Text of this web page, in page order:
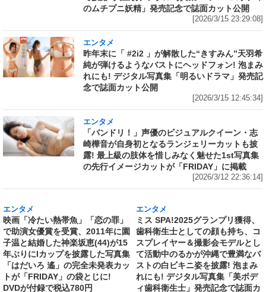
のムチプニ妖精」発売記念で誌面カット公開
[2026/3/15 23:29:08]
エンタメ
昨年末に「 #2i2 」が解散した“きすみん”天羽希
純が弾けるようなバストにヘッドフォン! 泡まみ
れにも! デジタル写真集「明るいドラマ」発売記
念で誌面カット公開
[2026/3/15 12:45:34]
エンタメ
「バンドリ！」声優のビジュアルクイーン・志
崎樺音が自身初となるランジェリーカットも披
露! 最上級の肢体を惜しみなく魅せた1st写真集
の先行イメージカットが「FRIDAY」に掲載
[2026/3/12 22:36:14]
エンタメ
映画「冷たい熱帯魚」「恋の罪」
エンタメ
ミス SPA!2025グランプリ獲得、